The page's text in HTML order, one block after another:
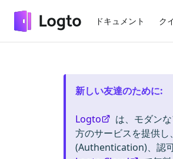
ドキュメント ク
新しい友達のために:
Logto は、モダン
方のサービスを提供
(Authentication)、認